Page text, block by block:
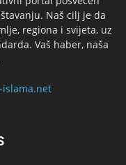
Naš cilj je da
regiona i svijeta, uz
Vaš haber, naša
islama.net